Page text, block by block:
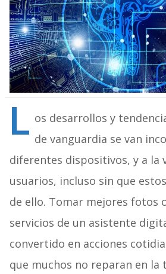
L os desarrollos y
de vanguardia se van
diferentes dispositivos, y a la
usuarios, incluso sin que
de ello. Tomar mejores fotos
servicios de un asistente
convertido en acciones
que muchos no reparan en la